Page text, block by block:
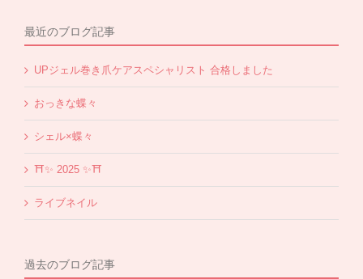
最近のブログ記事
UPジェル巻き爪ケアスペシャリスト 合格しました
おっきな蝶々
シェル×蝶々
⛩✨️ 2025 ✨️⛩
ライブネイル
過去のブログ記事